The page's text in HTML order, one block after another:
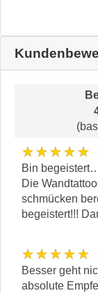
★★★★★
Bin
Die
schmücken
begeistert!!!
★★★★★
Besser geht
absolute